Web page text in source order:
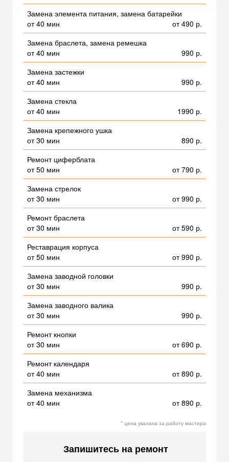
Замена элемента питания, замена батарейки
от 40 мин
от 490 р.
Замена браслета, замена ремешка
от 40 мин
990 р.
Замена застежки
от 40 мин
990 р.
Замена стекла
от 40 мин
1990 р.
Замена крепежного ушка
от 30 мин
890 р.
Ремонт циферблата
от 50 мин
от 790 р.
Замена стрелок
от 30 мин
от 990 р.
Ремонт браслета
от 30 мин
от 590 р.
Реставрация корпуса
от 50 мин
от 990 р.
Замена заводной головки
от 30 мин
990 р.
Замена заводного валика
от 30 мин
990 р.
Ремонт кнопки
от 30 мин
от 690 р.
Ремонт календаря
от 40 мин
от 890 р.
Замена механизма
от 40 мин
от 890 р.
* цена указана за работу мастера
Запишитесь на ремонт